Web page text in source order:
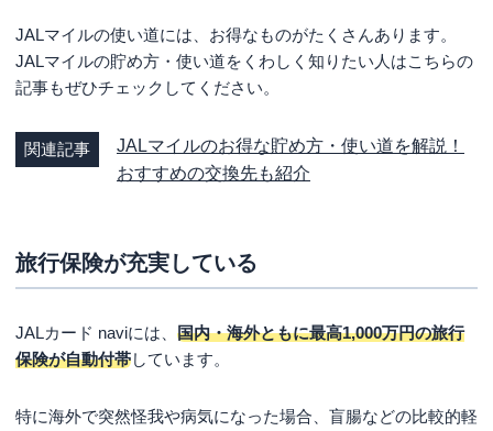
JALマイルの使い道には、お得なものがたくさんあります。
JALマイルの貯め方・使い道をくわしく知りたい人はこちらの
記事もぜひチェックしてください。
関連記事
JALマイルのお得な貯め方・使い道を解説！
おすすめの交換先も紹介
旅行保険が充実している
JALカード naviには、 国内・海外ともに最高1,000万円の旅行
保険が自動付帯しています。
特に海外で突然怪我や病気になった場合、盲腸などの比較的軽